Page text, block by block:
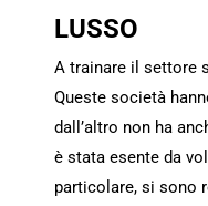
LUSSO
A trainare il settore
Queste società
dall’altro non ha
è stata esente da
particolare, si sono